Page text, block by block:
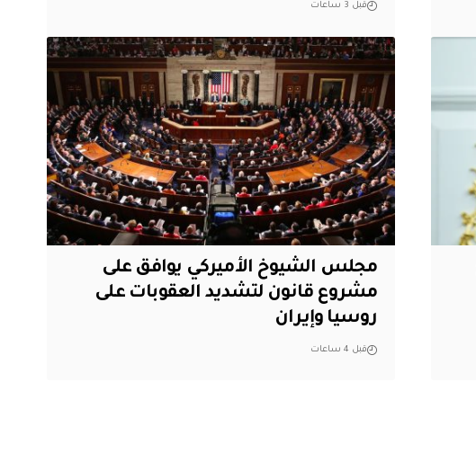
قبل 3 ساعات
مجلس الشيوخ الأميركي يوافق على
مشروع قانون لتشديد العقوبات على
روسيا وإيران
قبل 4 ساعات